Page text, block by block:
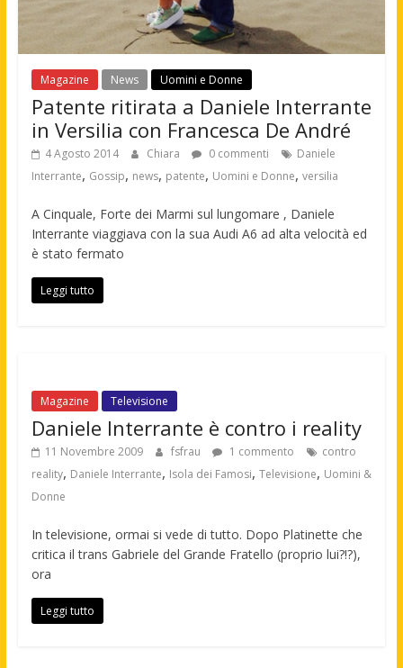
Magazine News Uomini e Donne
Patente ritirata a Daniele Interrante
in Versilia con Francesca De André
4 Agosto 2014 Chiara 0 commenti
Daniele
Interrante, Gossip, news, patente, Uomini e Donne, versilia
A Cinquale, Forte dei Marmi sul lungomare , Daniele
Interrante viaggiava con la sua Audi A6 ad alta velocità ed
è stato fermato
Leggi tutto
Magazine Televisione
Daniele Interrante è contro i reality
11 Novembre 2009 fsfrau 1 commento
contro
reality, Daniele Interrante, Isola dei Famosi, Televisione, Uomini &
Donne
In televisione, ormai si vede di tutto. Dopo Platinette che
critica il trans Gabriele del Grande Fratello (proprio lui?!?),
ora
Leggi tutto